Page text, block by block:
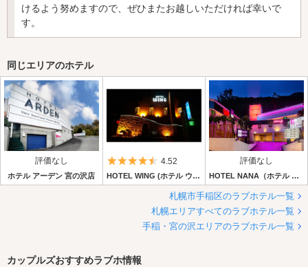
けるよう努めますので、ぜひまたお越しいただければ幸いで
す。
同じエリアのホテル
評価なし
ホテル アーデン 宮の沢店
5つ星のうち4.5
4.52
HOTEL WING (ホテル ウィング)
評価なし
HOTEL NANA（ホテル ナナ）
札幌市手稲区のラブホテル一覧
札幌エリアすべてのラブホテル一覧
手稲・宮の沢エリアのラブホテル一覧
カップルズおすすめラブホ情報